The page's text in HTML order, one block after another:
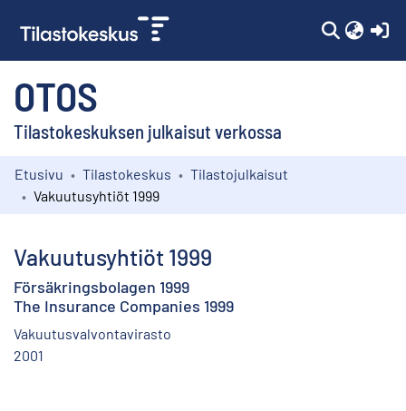
OTOS
Tilastokeskuksen julkaisut verkossa
Kokoelmat
Etusivu Tilastokeskus
Tilastojulkaisut
Vakuutusyhtiöt 1999
Vakuutusyhtiöt 1999
Försäkringsbolagen 1999
The Insurance Companies 1999
Vakuutusvalvontavirasto
2001